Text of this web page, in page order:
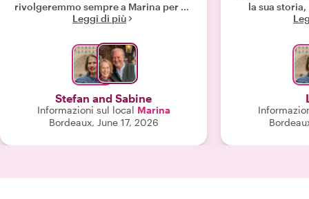
rivolgeremmo sempre a Marina per un
altro tour istruttivo con lei a
Leggi di più
Stefan and Sabine
Informazioni sul local Marina
Bordeaux, June 17, 2026
la sua
freschi
FANTASTICA
un piccolo
Suggeriamo
a
sfruttare al
resto del